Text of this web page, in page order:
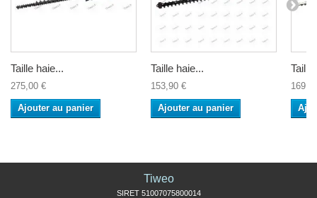
Taille haie...
275,00 €
Ajouter au panier
Taille haie...
153,90 €
Ajouter au panier
Taille
Tiweo
SIRET 51007075800014